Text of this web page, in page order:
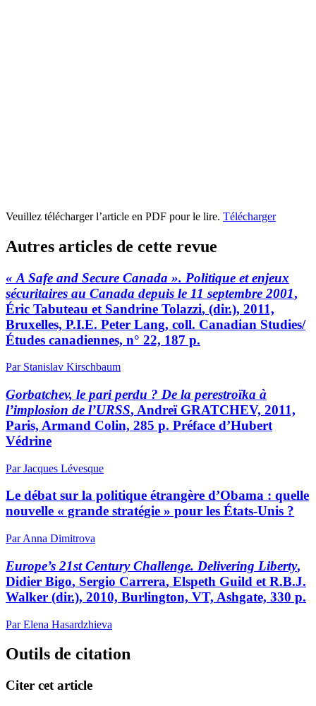
Veuillez télécharger l’article en PDF pour le lire. Télécharger
Autres articles de cette revue
« A Safe and Secure Canada ». Politique et enjeux
sécuritaires au Canada depuis le 11 septembre 2001,
Éric Tabuteau et Sandrine Tolazzi, (dir.), 2011,
Bruxelles, P.I.E. Peter Lang, coll. Canadian Studies/
Études canadiennes, n° 22, 187 p.
Par Stanislav Kirschbaum
Gorbatchev, le pari perdu ? De la perestroïka à
l’implosion de l’URSS, Andreï GRATCHEV, 2011,
Paris, Armand Colin, 285 p. Préface d’Hubert
Védrine
Par Jacques Lévesque
Le débat sur la politique étrangère d’Obama : quelle
nouvelle « grande stratégie » pour les États-Unis ?
Par Anna Dimitrova
Europe’s 21st Century Challenge. Delivering Liberty,
Didier Bigo, Sergio Carrera, Elspeth Guild et R.B.J.
Walker (dir.), 2010, Burlington, VT, Ashgate, 330 p.
Par Elena Hasardzhieva
Outils de citation
Citer cet article